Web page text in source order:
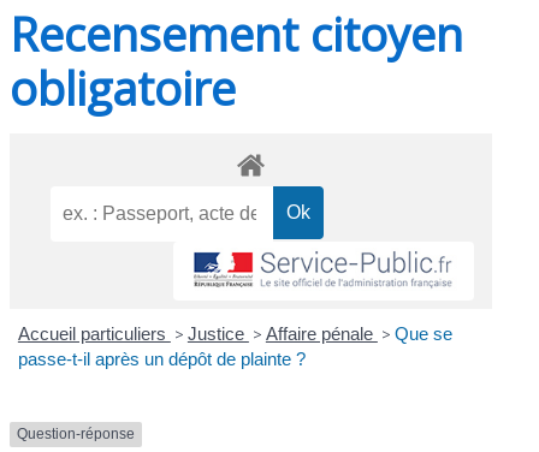
Recensement citoyen
obligatoire
Accueil particuliers > Justice > Affaire pénale > Que se
passe-t-il après un dépôt de plainte ?
Question-réponse